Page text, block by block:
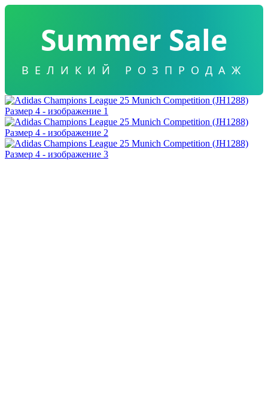
Summer Sale
ВЕЛИКИЙ РОЗПРОДАЖ